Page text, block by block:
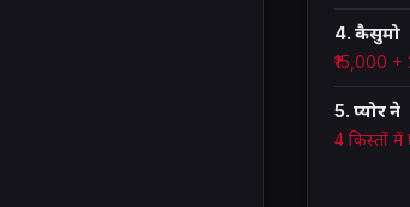
4. कैसुमो
₹15,000 +
5. प्योर ने
4 किस्तों में